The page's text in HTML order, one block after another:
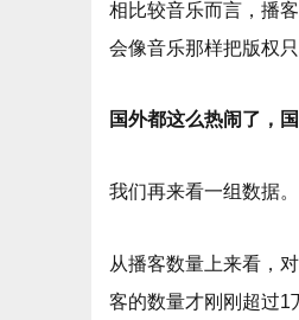
相比较音乐而言，播
会像音乐那样把版权
国外都这么热闹了，
我们再来看一组数据。
从播客数量上来看，
客的数量才刚刚超过1